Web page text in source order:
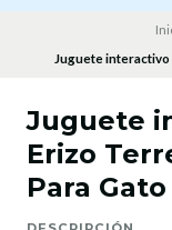
Juguete interactivo
Juguete
Erizo
Para Gato